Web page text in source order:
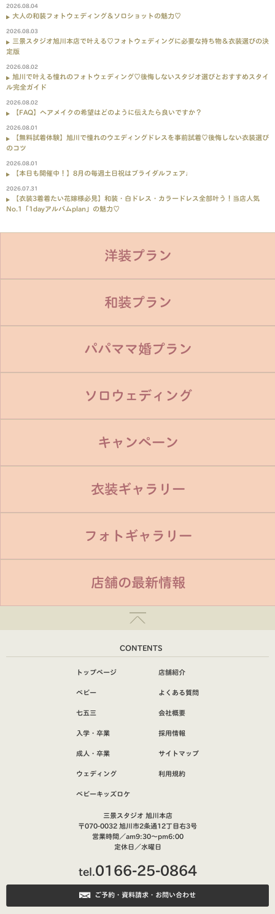
2026.08.04
大人の和装フォトウェディング＆ソロショットの魅力♡
2026.08.03
三景スタジオ旭川本店で叶える♡フォトウェディングに必要な持ち物＆衣装選びの決
定版
2026.08.02
旭川で叶える憧れのフォトウェディング♡後悔しないスタジオ選びとおすすめスタイ
ル完全ガイド
2026.08.02
【FAQ】ヘアメイクの希望はどのように伝えたら良いですか？
2026.08.01
【無料試着体験】旭川で憧れのウエディングドレスを事前試着♡後悔しない衣装選び
のコツ
2026.08.01
【本日も開催中！】8月の毎週土日祝はブライダルフェア♩
2026.07.31
【衣装3着着たい花嫁様必見】和装・白ドレス・カラードレス全部叶う！当店人気
No.1「1dayアルバムplan」の魅力♡
洋装プラン
和装プラン
パパママ婚プラン
ソロウェディング
キャンペーン
衣装ギャラリー
フォトギャラリー
店舗の最新情報
CONTENTS
トップページ
ベビー
七五三
入学・卒業
成人・卒業
ウェディング
ベビーキッズロケ
店舗紹介
よくある質問
会社概要
採用情報
サイトマップ
利用規約
三景スタジオ 旭川本店
〒070-0032 旭川市2条通12丁目右3号
営業時間／am9:30～pm6:00
定休日／水曜日
tel.0166-25-0864
ご予約・資料請求・お問い合わせ